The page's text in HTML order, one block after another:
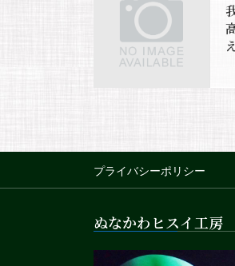
プライバシーポリシー
ぬなかわヒスイ工房